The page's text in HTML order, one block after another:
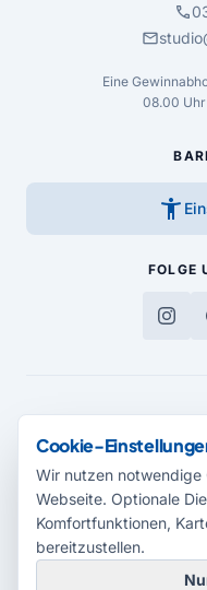
call
mail
Eine
08.00
accessibility_new
FOLGE
Cookie-
Wir nutzen
Webseite. Optionale
Komfortfunktionen,
bereitzustellen.